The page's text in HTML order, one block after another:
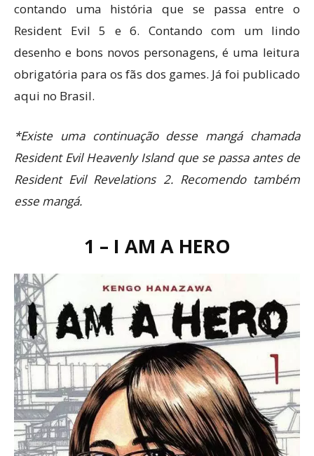
contando uma história que se passa entre o
Resident Evil 5 e 6. Contando com um lindo
desenho e bons novos personagens, é uma leitura
obrigatória para os fãs dos games. Já foi publicado
aqui no Brasil.
*Existe uma continuação desse mangá chamada
Resident Evil Heavenly Island que se passa antes de
Resident Evil Revelations 2. Recomendo também
esse mangá.
1 – I AM A HERO